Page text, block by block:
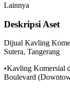
Lainnya
Deskripsi Aset
Dijual Kavling
Sutera, Tangerang
•Kavling Komersial
Boulevard